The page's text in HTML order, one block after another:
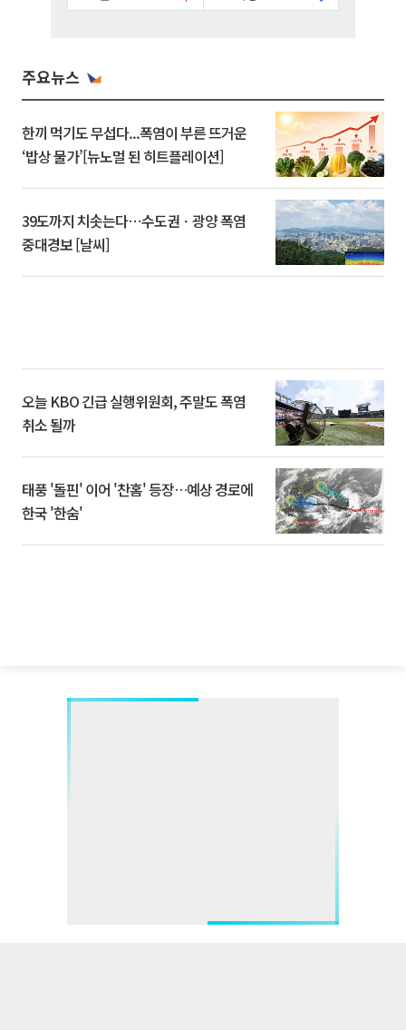
주요뉴스
한끼 먹기도 무섭다...폭염이 부른 뜨거운
‘밥상 물가’[뉴노멀 된 히트플레이션]
39도까지 치솟는다⋯수도권ㆍ광양 폭염
중대경보 [날씨]
오늘 KBO 긴급 실행위원회, 주말도 폭염
취소 될까
태풍 '돌핀' 이어 '찬홈' 등장…예상 경로에
한국 '한숨'